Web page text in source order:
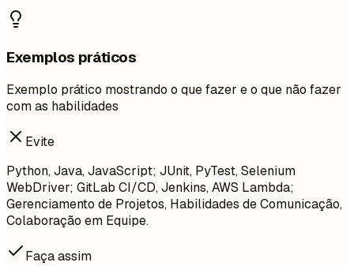
Exemplos práticos
Exemplo prático mostrando o que fazer e o que não fazer
com as habilidades
Evite
Python, Java, JavaScript; JUnit, PyTest, Selenium
WebDriver; GitLab CI/CD, Jenkins, AWS Lambda;
Gerenciamento de Projetos, Habilidades de Comunicação,
Colaboração em Equipe.
Faça assim